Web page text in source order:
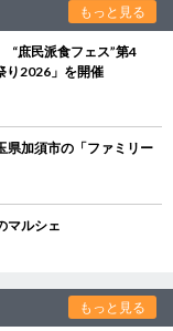
もっと見る
“庶民派食フェス”第4
り2026」を開催
加須市の「ファミリー
マルシェ
もっと見る